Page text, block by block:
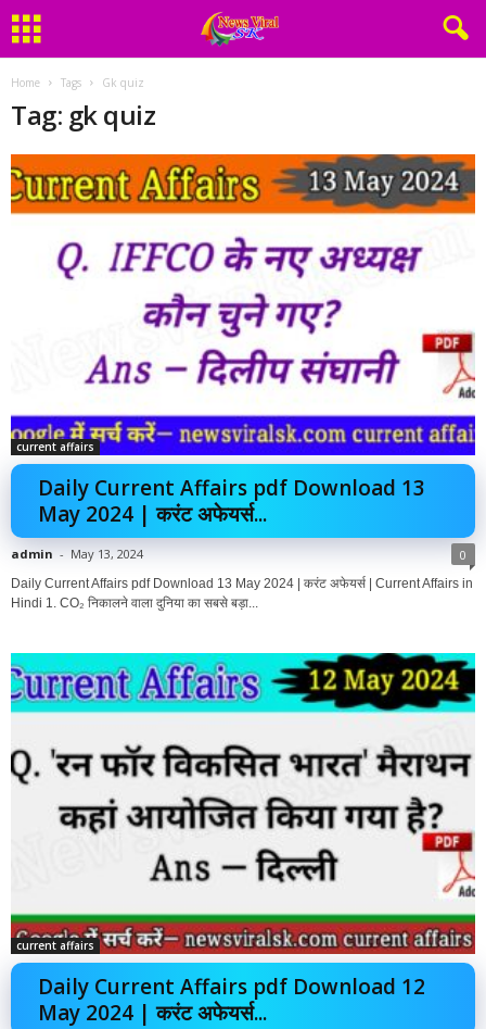
Home Tags Gk quiz
Tag: gk quiz
current affairs
Daily Current Affairs pdf Download 13
May 2024 | करंट अफेयर्स...
admin - May 13, 2024 0
Daily Current Affairs pdf Download 13 May 2024 | करंट अफेयर्स | Current Affairs in
Hindi 1. CO₂ निकालने वाला दुनिया का सबसे बड़ा...
current affairs
Daily Current Affairs pdf Download 12
May 2024 | करंट अफेयर्स...